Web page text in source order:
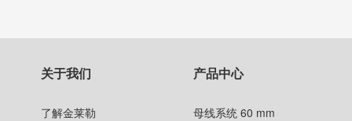
关于我们
了解金莱勒
产品中心
母线系统 60 mm